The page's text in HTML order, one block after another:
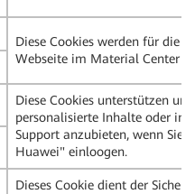
Diese Cookies werden für die
Webseite im Material Center
Diese Cookies unterstützen
personalisierte Inhalte oder
Support anzubieten, wenn Sie
Huawei" einloogen.
Dieses Cookie dient der